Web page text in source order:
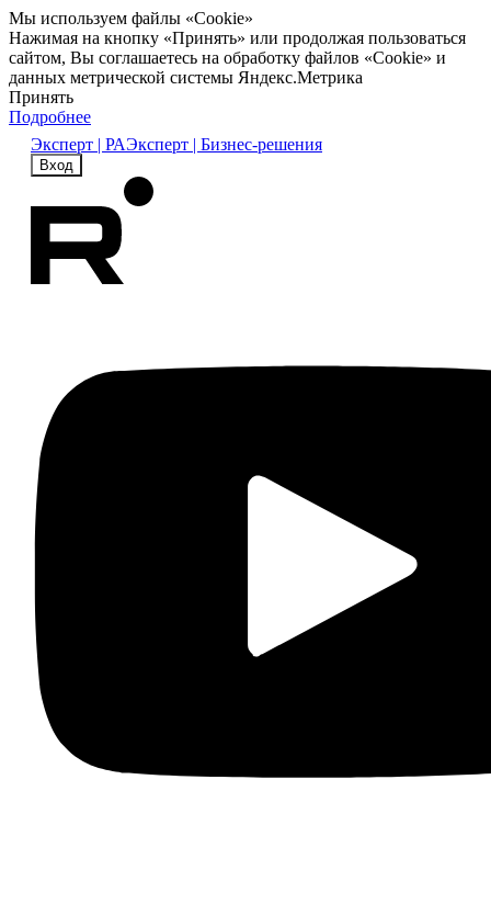
Мы используем файлы «Cookie»
Нажимая на кнопку «Принять» или продолжая пользоваться
сайтом, Вы соглашаетесь на обработку файлов «Cookie» и
данных метрической системы Яндекс.Метрика
Принять
Подробнее
Эксперт | РАЭксперт | Бизнес-решения
Вход